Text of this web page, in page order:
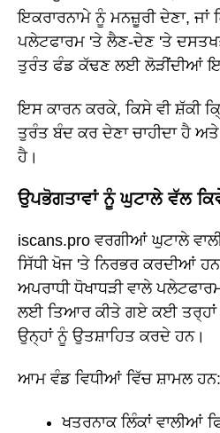
ਇਕਰਾਰਨਾਮੇ ਨੂੰ ਮਨਜ਼ੂਰੀ ਦੇਣਾ, ਜਾਂ
ਪਲੇਟਫਾਰਮ 'ਤੇ ਲੈਣ-ਦੇਣ 'ਤੇ
ਤੁਰੰਤ ਫੰਡ ਕੱਢਣ ਲਈ ਲੋੜੀਂਦੀਆਂ
ਇਸ ਕਾਰਨ ਕਰਕੇ, ਕਿਸੇ ਵੀ ਸ਼ੱਕੀ
ਤੁਰੰਤ ਬੰਦ ਕਰ ਦੇਣਾ ਚਾਹੀਦਾ ਹੈ ਅਤੇ
ਹੈ।
ਉਪਭੋਗਤਾਵਾਂ ਨੂੰ ਘੁਟਾਲੇ ਵੱਲ
iscans.pro ਵਰਗੀਆਂ ਘੁਟਾਲੇ
ਸਿੱਧੀ ਖੋਜ 'ਤੇ ਨਿਰਭਰ ਕਰਦੀਆਂ
ਅਪਰਾਧੀ ਧੋਖਾਧੜੀ ਵਾਲੇ
ਲਈ ਤਿਆਰ ਕੀਤੇ ਗਏ ਕਈ ਤਰ੍ਹਾਂ
ਉਨ੍ਹਾਂ ਨੂੰ ਉਤਸ਼ਾਹਿਤ ਕਰਦੇ ਹਨ।
ਆਮ ਵੰਡ ਵਿਧੀਆਂ ਵਿੱਚ ਸ਼ਾਮਲ ਹਨ:
ਖਤਰਨਾਕ ਲਿੰਕਾਂ ਵਾਲੀਆਂ